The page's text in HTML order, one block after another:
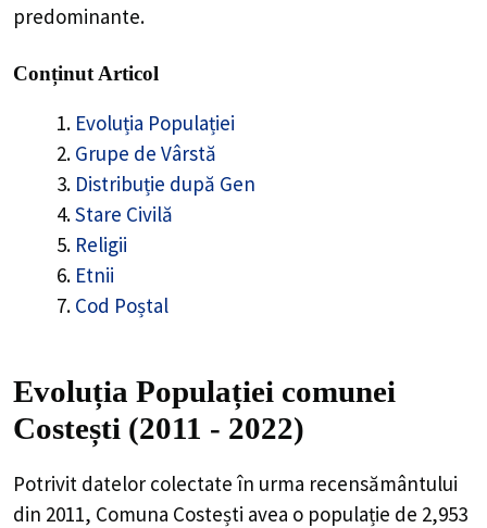
predominante.
Conținut Articol
Evoluția Populației
Grupe de Vârstă
Distribuție după Gen
Stare Civilă
Religii
Etnii
Cod Poștal
Evoluția Populației comunei
Costești (2011 - 2022)
Potrivit datelor colectate în urma recensământului
din 2011, Comuna Costești avea o populație de 2,953